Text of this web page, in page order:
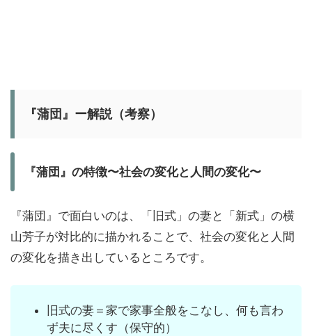
『蒲団』ー解説（考察）
『蒲団』の特徴〜社会の変化と人間の変化〜
『蒲団』で面白いのは、「旧式」の妻と「新式」の横
山芳子が対比的に描かれることで、社会の変化と人間
の変化を描き出しているところです。
旧式の妻＝家で家事全般をこなし、何も言わ
ず夫に尽くす（保守的）